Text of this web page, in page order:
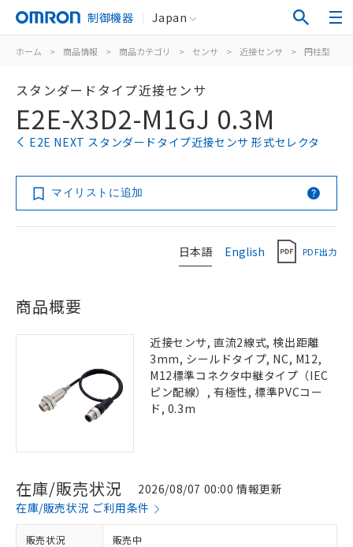
制御機器 Japan
ホーム > 商品情報 > 商品カテゴリ > センサ > 近接センサ > 円柱型
スタンダードタイプ近接センサ
E2E-X3D2-M1GJ 0.3M
E2E NEXT スタンダードタイプ近接センサ 形式セレクタ
マイリストに追加
日本語 English PDF出力
商品概要
近接センサ, 直流2線式, 検出距離
3mm, シールドタイプ, NC, M12,
M12標準コネクタ中継タイプ（IEC
ピン配線）, 有極性, 標準PVCコー
ド, 0.3m
在庫/販売状況
2026/08/07 00:00 情報更新
在庫/販売状況 ご利用条件
販売状況 販売中